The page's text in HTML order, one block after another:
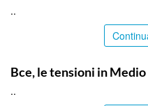
..
Bce, le tensioni in
..